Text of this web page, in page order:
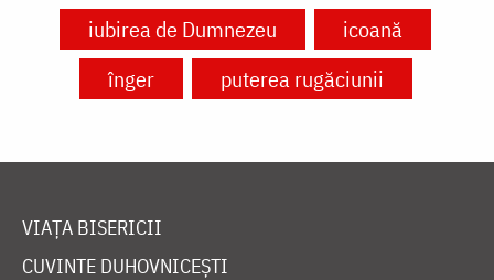
iubirea de Dumnezeu
icoană
înger
puterea rugăciunii
VIAȚA BISERICII
CUVINTE DUHOVNICEȘTI